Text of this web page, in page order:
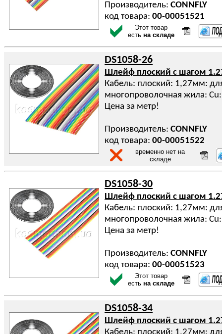
Производитель: CONNFLY
код товара: 00-00051521
Этот товар
есть на складе
DS1058-26
Шлейф плоский с шагом
Кабель: плоский: 1,27мм:
многопроволочная жила:
Цена за метр!
Производитель: CONNFLY
код товара: 00-00051522
временно нет на
складе
DS1058-30
Шлейф плоский с шагом
Кабель: плоский: 1,27мм:
многопроволочная жила:
Цена за метр!
Производитель: CONNFLY
код товара: 00-00051523
Этот товар
есть на складе
DS1058-34
Шлейф плоский с шагом